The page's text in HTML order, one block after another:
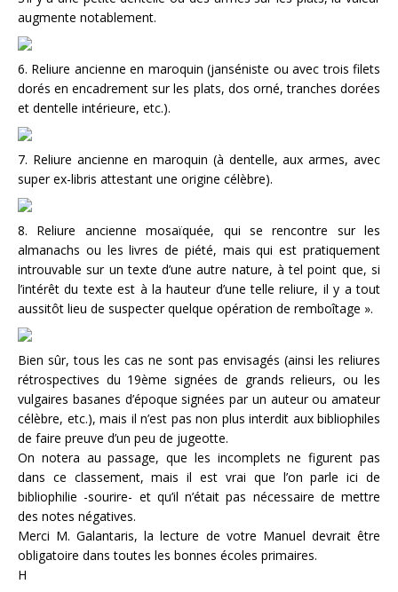
augmente notablement.
6. Reliure ancienne en maroquin (janséniste ou avec trois filets
dorés en encadrement sur les plats, dos orné, tranches dorées
et dentelle intérieure, etc.).
7. Reliure ancienne en maroquin (à dentelle, aux armes, avec
super ex-libris attestant une origine célèbre).
8. Reliure ancienne mosaïquée, qui se rencontre sur les
almanachs ou les livres de piété, mais qui est pratiquement
introuvable sur un texte d’une autre nature, à tel point que, si
l’intérêt du texte est à la hauteur d’une telle reliure, il y a tout
aussitôt lieu de suspecter quelque opération de remboîtage ».
Bien sûr, tous les cas ne sont pas envisagés (ainsi les reliures
rétrospectives du 19ème signées de grands relieurs, ou les
vulgaires basanes d’époque signées par un auteur ou amateur
célèbre, etc.), mais il n’est pas non plus interdit aux bibliophiles
de faire preuve d’un peu de jugeotte.
On notera au passage, que les incomplets ne figurent pas
dans ce classement, mais il est vrai que l’on parle ici de
bibliophilie -sourire- et qu’il n’était pas nécessaire de mettre
des notes négatives.
Merci M. Galantaris, la lecture de votre Manuel devrait être
obligatoire dans toutes les bonnes écoles primaires.
H